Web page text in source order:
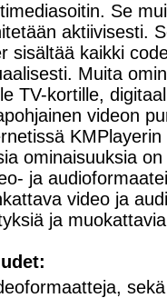
Se
aktiivisesti.
sisältää kaikki
Muita
TV-kortille,
videon
ominaisuuksia
ja
video ja
ja